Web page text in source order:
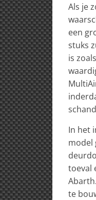
Als je
een
stuks
is
In het
model
toeval
te